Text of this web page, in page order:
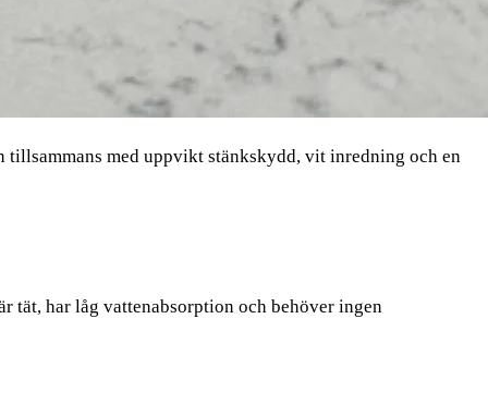
tillsammans med uppvikt stänkskydd, vit inredning och en
tät, har låg vattenabsorption och behöver ingen